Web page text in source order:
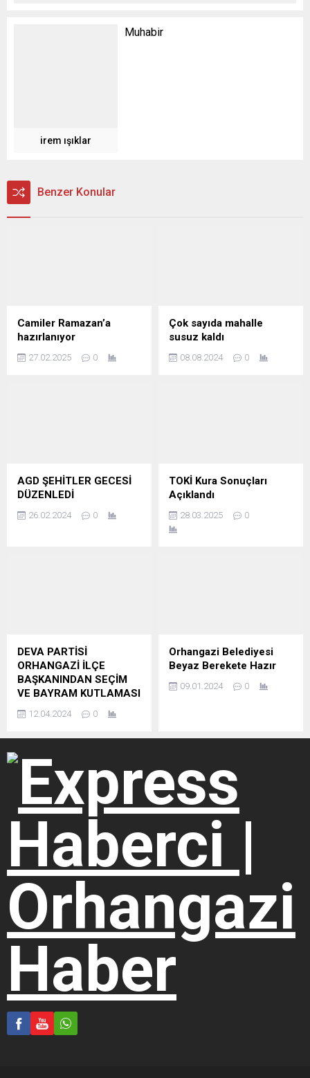
irem ışıklar
Muhabir
Benzer Konular
Camiler Ramazan’a
hazırlanıyor
27.02.2025 0
Çok sayıda mahalle
susuz kaldı
08.08.2024 0
AGD ŞEHİTLER GECESİ
DÜZENLEDİ
26.02.2024 0
TOKİ Kura Sonuçları
Açıklandı
28.03.2025 0
DEVA PARTİSİ
ORHANGAZİ İLÇE
BAŞKANINDAN SEÇİM
VE BAYRAM KUTLAMASI
12.04.2024 0
Orhangazi Belediyesi
Beyaz Berekete Hazır
09.01.2024 0